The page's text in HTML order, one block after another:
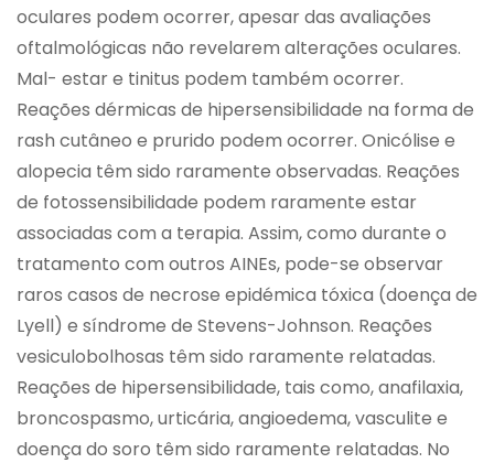
oculares podem ocorrer, apesar das avaliações
oftalmológicas não revelarem alterações oculares.
Mal- estar e tinitus podem também ocorrer.
Reações dérmicas de hipersensibilidade na forma de
rash cutâneo e prurido podem ocorrer. Onicólise e
alopecia têm sido raramente observadas. Reações
de fotossensibilidade podem raramente estar
associadas com a terapia. Assim, como durante o
tratamento com outros AINEs, pode-se observar
raros casos de necrose epidémica tóxica (doença de
Lyell) e síndrome de Stevens-Johnson. Reações
vesiculobolhosas têm sido raramente relatadas.
Reações de hipersensibilidade, tais como, anafilaxia,
broncospasmo, urticária, angioedema, vasculite e
doença do soro têm sido raramente relatadas. No